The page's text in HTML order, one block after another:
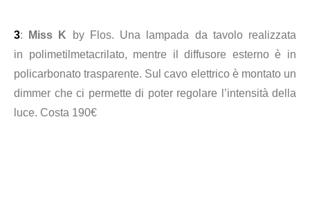
3: Miss K by Flos. Una lampada da tavolo realizzata
in polimetilmetacrilato, mentre il diffusore esterno è in
policarbonato trasparente. Sul cavo elettrico è montato un
dimmer che ci permette di poter regolare l’intensità della
luce. Costa 190€